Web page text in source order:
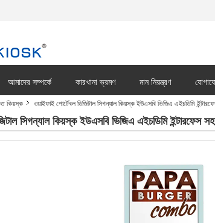
আমাদের সম্পর্কে কারখানা ভ্রমণ মান নিয়ন্ত্রণ
কিয়স্ক ওয়াইফাই পোর্টেবল ডিজিটাল সিগন্যাল কিয়স্ক ইউএসবি ভিজিএ এইচডিমি
সিগন্যাল কিয়স্ক ইউএসবি ভিজিএ এইচডিমি ইন্টারফেস